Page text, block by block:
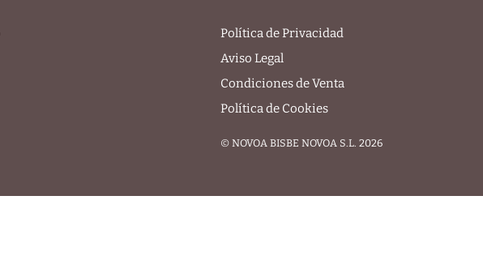
Política de Privacidad
Aviso Legal
Condiciones de Venta
Política de Cookies
© NOVOA BISBE NOVOA S.L. 2026